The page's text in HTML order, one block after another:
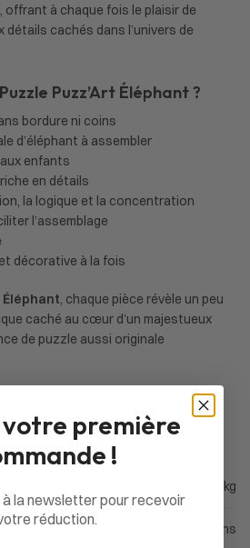
à chaque fois le plaisir de
détails cachés dans l’univers de
Puzz’Art Éléphant ?
bordure ni coins
d’éléphant à assembler
enfants
en détails
la logique et la concentration
l’assemblage
décorative à la fois
Éléphant, chaque pièce révèle un peu
caché au cœur d’un majestueux
de puzzle aussi originale
0,300 kg
À partir de 4 ans
votre première
!
la newsletter pour recevoir
réduction.